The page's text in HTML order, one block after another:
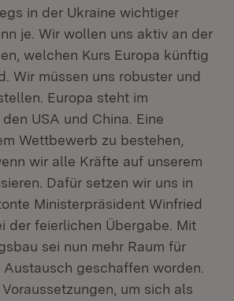
in der Ukraine wichtiger
je. Wir wollen uns aktiv an der
welchen Kurs Europa künftig
Wir müssen uns robuster und
Europa steht im
USA und China. Eine
Wettbewerb zu bestehen,
wir alle Kräfte auf unserem
Dafür setzen wir uns in
Ministerpräsident Winfried
der feierlichen Übergabe. Mit
sei nun mehr Raum für
geschaffen worden.
Voraussetzungen, um sich als